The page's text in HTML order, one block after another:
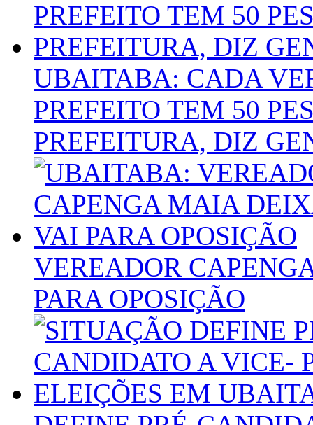
UBAITABA: CADA
PREFEITO TEM 50
PREFEITURA, DIZ
VEREADOR
PARA OPOSIÇÃO